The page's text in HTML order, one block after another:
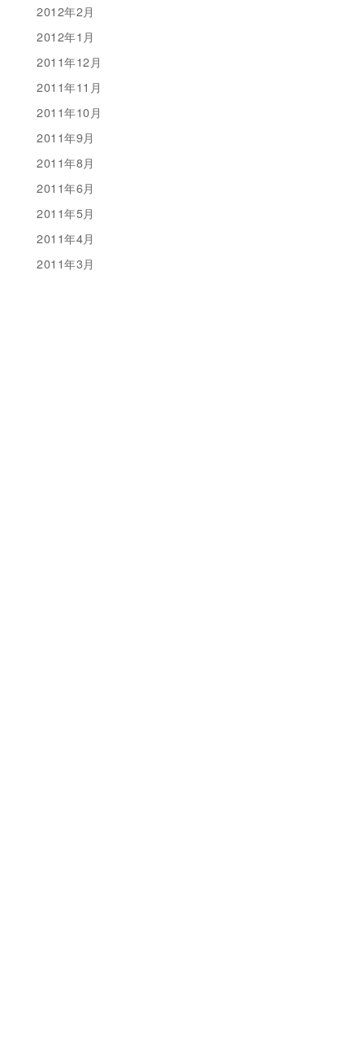
2012年2月
2012年1月
2011年12月
2011年11月
2011年10月
2011年9月
2011年8月
2011年6月
2011年5月
2011年4月
2011年3月